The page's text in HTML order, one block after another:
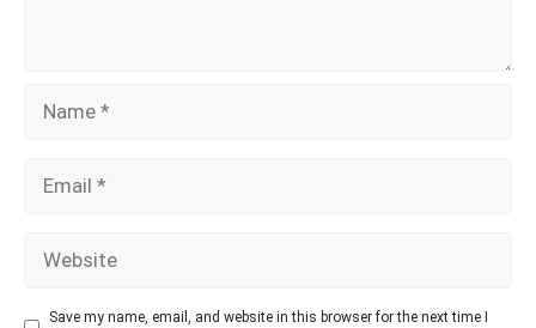
Save my name, email, and website in this browser for the next time I